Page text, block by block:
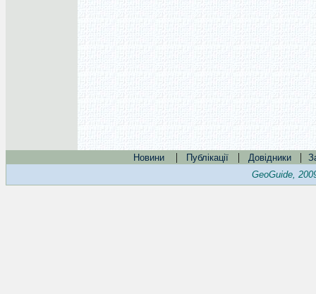
Новини | Публікації | Довідники |
GeoGuide,